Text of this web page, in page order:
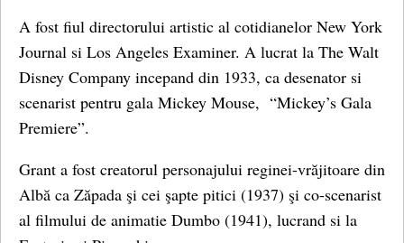
A fost fiul directorului artistic al cotidianelor New York
Journal si Los Angeles Examiner. A lucrat la The Walt
Disney Company incepand din 1933, ca desenator si
scenarist pentru gala Mickey Mouse, “Mickey’s Gala
Premiere”.
Grant a fost creatorul personajului reginei-vrăjitoare din
Albă ca Zăpada şi cei şapte pitici (1937) şi co-scenarist
al filmului de animatie Dumbo (1941), lucrand si la